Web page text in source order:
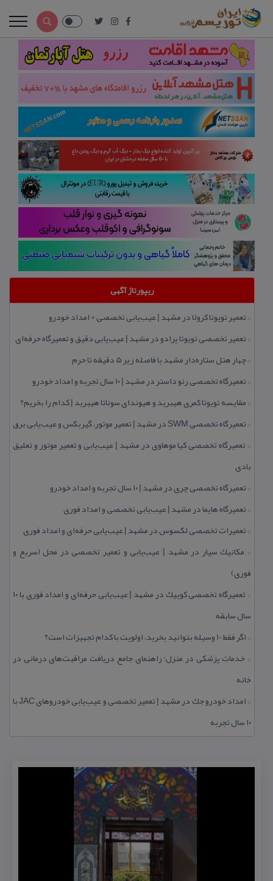
ریپورتاژ آگهی
:: تعمیر تویوتا كرولا در مشهد | عیب‌یابی تخصصی + امداد خودرو
:: تعمیر تخصصی تویوتا پرادو در مشهد | عیب‌یابی دقیق و تعمیرگاه حرفه‌ای
::چهار هتل‌ ستاره‌دار مشهد با فاصله زیر 5 دقیقه تا حرم
:: تعمیرگاه تخصصی رنو داستر در مشهد | ۱۰ سال تجربه و امداد خودرو
:: مقایسه تویوتا كمری هیبرید و هیوندای سوناتا هیبرید | كدام را بخریم؟
:: تعمیرگاه تخصصی SWM در مشهد | تعمیر موتور، گیربكس و عیب‌یابی برق
:: تعمیرگاه تخصصی كیا موهاوی در مشهد | عیب‌یابی و تعمیر موتور و تعلیق
بادی
:: تعمیرگاه تخصصی چری در مشهد | ۱۰ سال تجربه و امداد خودرو
:: تعمیرگاه هایما در مشهد | عیب‌یابی تخصصی و امداد فوری
:: تعمیرات تخصصی لكسوس در مشهد | عیب‌یابی حرفه‌ای و امداد فوری
:: مكانیك سیار در مشهد | عیب‌یابی و تعمیر تخصصی در محل (سریع و
فوری)
::
تعمیرگاه تخصصی كوییك در مشهد | عیب‌یابی حرفه‌ای و امداد فوری با ۱۰
سال سابقه
:: اگر فقط 10 وسیله بتوانید بخرید، اولویت با كدام تجهیزات است؟
:: خدمات پزشكی در منزل؛ راهنمای جامع دریافت مراقبت‌های درمانی در
خانه
::
امداد خودرو جك در مشهد | تعمیر تخصصی و عیب‌یابی خودروهای JAC با
۱۰ سال تجربه